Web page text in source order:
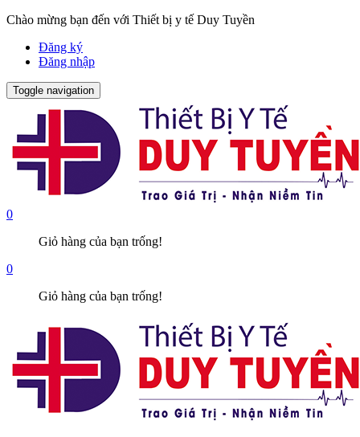
Chào mừng bạn đến với Thiết bị y tế Duy Tuyền
Đăng ký
Đăng nhập
Toggle navigation
0
Giỏ hàng của bạn trống!
0
Giỏ hàng của bạn trống!